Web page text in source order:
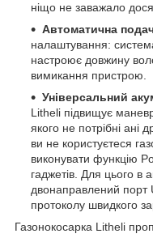
ніщо не заважало
Автоматична
налаштування:
настроює довжину
вимикання пристрою.
Універсальний
Litheli підвищує
якого не потрібні ані
ви не користуєтеся
виконувати функцію
гаджетів. Для цього в
двонаправлений порт
протоколу швидкого
Газонокосарка Litheli